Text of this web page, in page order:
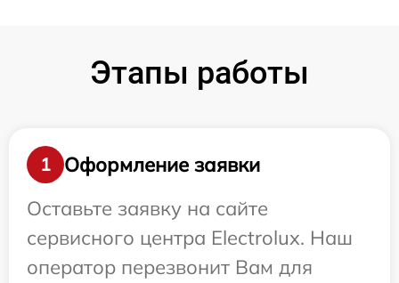
Этапы работы
1
Оформление заявки
Оставьте заявку на сайте
сервисного центра Electrolux. Наш
оператор перезвонит Вам для